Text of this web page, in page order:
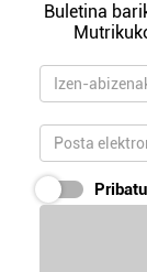
Buletina